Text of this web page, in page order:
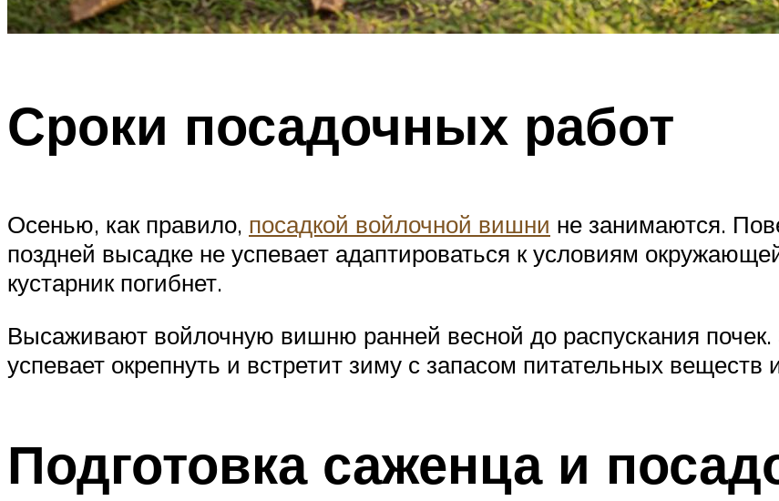
Сроки посадочных работ
Осенью, как правило, посадкой войлочной вишни не занимаются.
поздней высадке не успевает адаптироваться к условиям
кустарник погибнет.
Высаживают войлочную вишню ранней весной до распускания почек.
успевает окрепнуть и встретит зиму с запасом питательных веществ
Подготовка саженца и